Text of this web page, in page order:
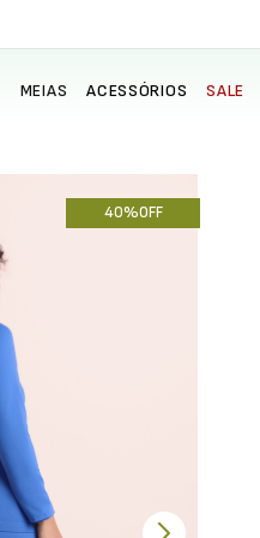
MEIAS ACESSÓRIOS SALE
40%OFF